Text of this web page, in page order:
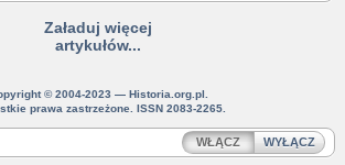
Załaduj więcej
artykułów...
© 2004-2023 — Historia.org.pl.
prawa zastrzeżone. ISSN 2083-2265.
WŁĄCZ WYŁĄCZ